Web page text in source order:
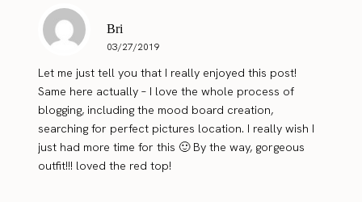
Bri
03/27/2019
Let me just tell you that I really enjoyed this post!
Same here actually – I love the whole process of
blogging, including the mood board creation,
searching for perfect pictures location. I really wish I
just had more time for this 🙂 By the way, gorgeous
outfit!!! loved the red top!